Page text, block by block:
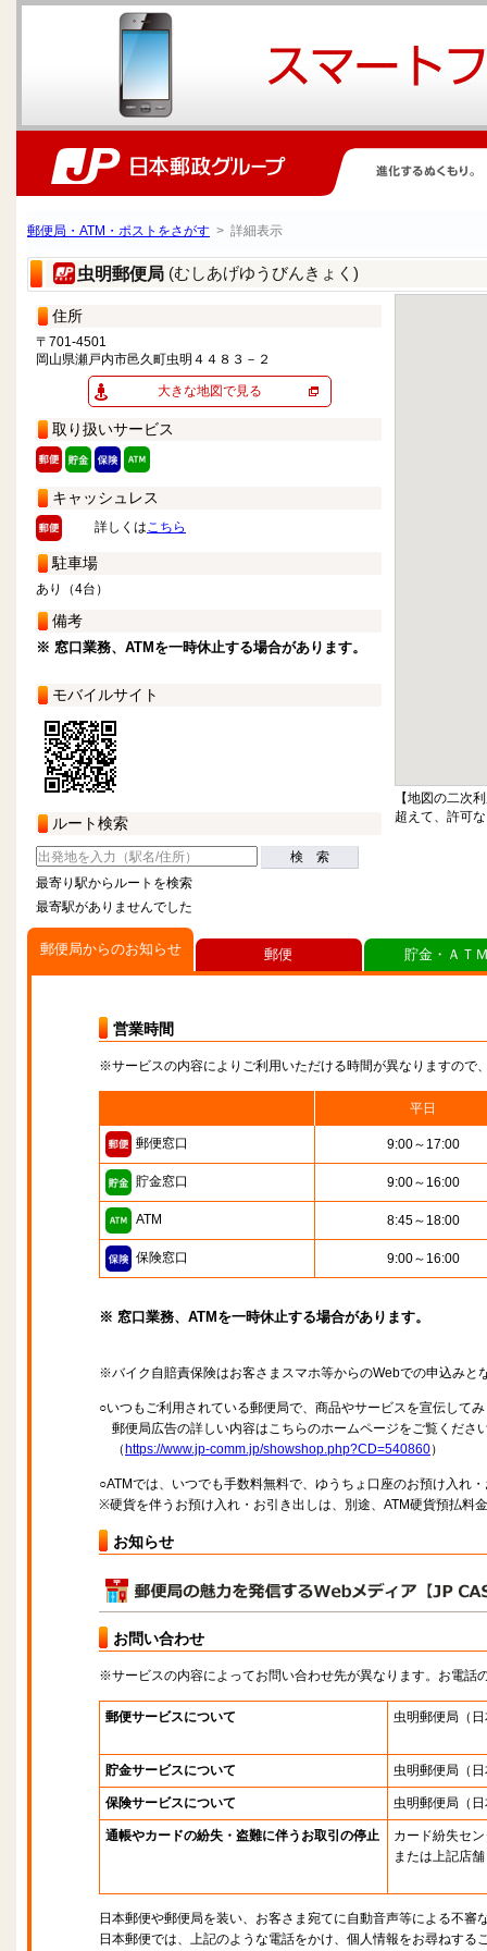
郵便局・ATM・ポストをさがす > 詳細表示
虫明郵便局 (むしあげゆうびんきょく)
住所
〒701-4501
岡山県瀬戸内市邑久町虫明４４８３－２
大きな地図で見る
取り扱いサービス
キャッシュレス
詳しくはこちら
駐車場
あり（4台）
備考
※ 窓口業務、ATMを一時休止する場合があります。
モバイルサイト
ルート検索
検 索
最寄り駅からルートを検索
最寄駅がありませんでした
【地図の二次
超えて、許可
郵便局からのお知らせ
営業時間
※サービスの内容によりご利用いただける時間が異なりますので
平日
郵便窓口 9:00～17:00
貯金窓口 9:00～16:00
ATM 8:45～18:00
保険窓口 9:00～16:00
※ 窓口業務、ATMを一時休止する場合があります。
※バイク自賠責保険はお客さまスマホ等からのWebでの申込みと
○いつもご利用されている郵便局で、商品やサービスを宣伝して
郵便局広告の詳しい内容はこちらのホームページをご覧くださ
（ https://www.jp-comm.jp/showshop.php?CD=540860）
○ATMでは、いつでも手数料無料で、ゆうちょ口座のお預け入れ
※硬貨を伴うお預け入れ・お引き出しは、別途、ATM硬貨預払料
お知らせ
お問い合わせ
※サービスの内容によってお問い合わせ先が異なります。お電話
郵便サービスについて 虫明郵便局 （
貯金サービスについて 虫明郵便局 （
保険サービスについて 虫明郵便局 （
通帳やカードの紛失・盗難に伴うお取引の停止
カード紛失セ
または上記店舗
日本郵便や郵便局を装い、お客さま宛てに自動音声等による不審
日本郵便では、上記のような電話をかけ、個人情報をお尋ねする
郵便 貯金・ＡＴ